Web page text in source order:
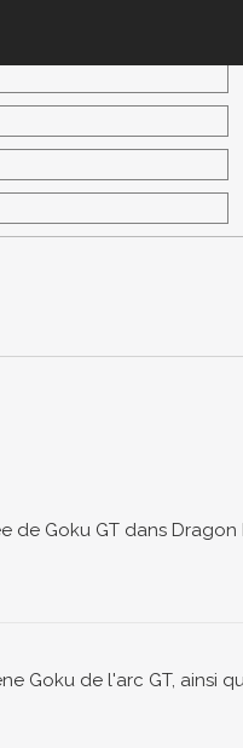
de Goku GT dans Dragon
Goku de l'arc GT, ainsi